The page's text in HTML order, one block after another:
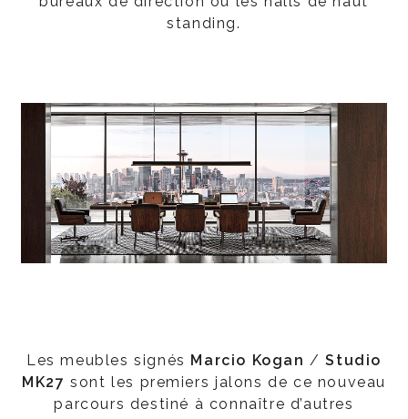
standing.
Les meubles signés Marcio Kogan /Studio
MK27 sont les premiers jalons de ce nouveau
parcours destiné à connaître d’autres